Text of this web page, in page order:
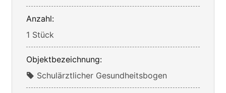
Anzahl:
1 Stück
Objektbezeichnung:
Schulärztlicher Gesundheitsbogen